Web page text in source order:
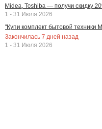
Midea, Toshiba — получи скидку
1 - 31 Июля 2026
"Купи комплект бытовой техники
Закончилась 7 дней назад
1 - 31 Июля 2026